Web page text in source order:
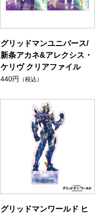
グリッドマンユニバース/
新条アカネ&アレクシス・
ケリヴ クリアファイル
440円 （税込）
グリッドマンワールド ヒ